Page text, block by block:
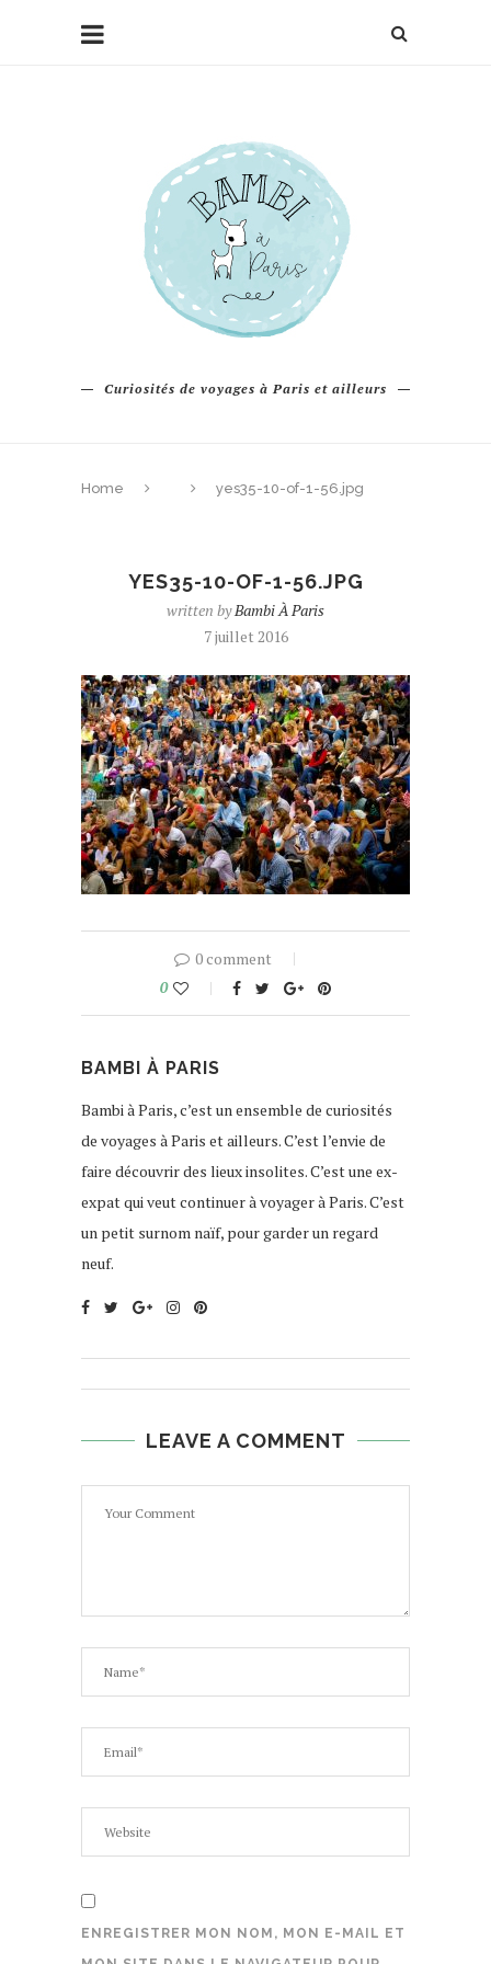
Curiosités de voyages à Paris et ailleurs
Home yes35-10-of-1-56.jpg
YES35-10-OF-1-56.JPG
written byBambi À Paris
7 juillet 2016
0 comment
0
BAMBI À PARIS
Bambi à Paris, c’est un ensemble de curiosités
de voyages à Paris et ailleurs. C’est l’envie de
faire découvrir des lieux insolites. C’est une ex-
expat qui veut continuer à voyager à Paris. C’est
un petit surnom naïf, pour garder un regard
neuf.
LEAVE A COMMENT
ENREGISTRER MON NOM, MON E-MAIL ET